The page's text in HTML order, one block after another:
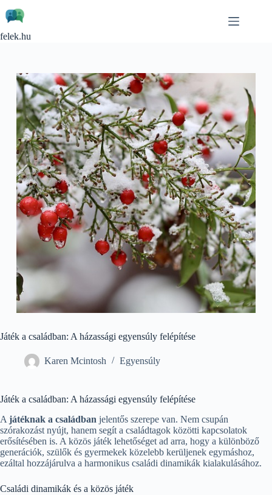
to
content
felek.hu
Játék a családban: A házassági egyensúly felépítése
Karen Mcintosh Egyensúly
Játék a családban: A házassági egyensúly felépítése
A játéknak a családban jelentős szerepe van. Nem csupán
szórakozást nyújt, hanem segít a családtagok közötti kapcsolatok
erősítésében is. A közös játék lehetőséget ad arra, hogy a különböző
generációk, szülők és gyermekek közelebb kerüljenek egymáshoz,
ezáltal hozzájárulva a harmonikus családi dinamikák kialakulásához.
Családi dinamikák és a közös játék